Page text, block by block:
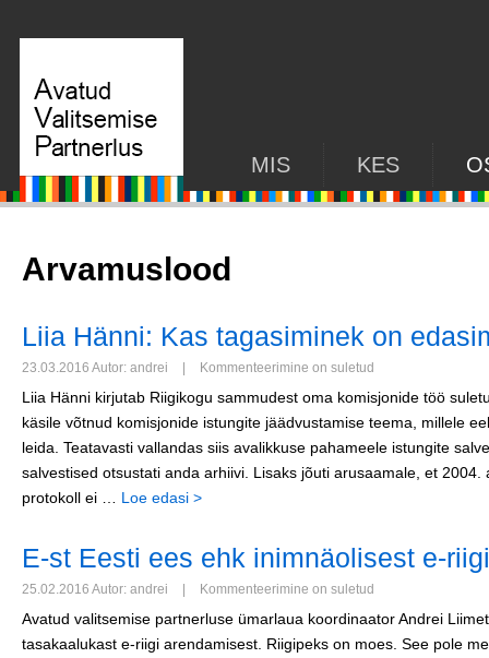
MIS KES
Arvamuslood
Liia Hänni: Kas tagasiminek on
23.03.2016 Autor: andrei Kommenteerimine on suletud
Liia Hänni kirjutab Riigikogu sammudest oma komisjonide töö
käsile võtnud komisjonide istungite jäädvustamise teema, millele
leida. Teatavasti vallandas siis avalikkuse pahameele istungite
salvestised otsustati anda arhiivi. Lisaks jõuti arusaamale, et
protokoll ei … Loe edasi >
E-st Eesti ees ehk inimnäolisest e-
25.02.2016 Autor: andrei Kommenteerimine on suletud
Avatud valitsemise partnerluse ümarlaua koordinaator Andrei
tasakaalukast e-riigi arendamisest. Riigipeks on moes. See pole